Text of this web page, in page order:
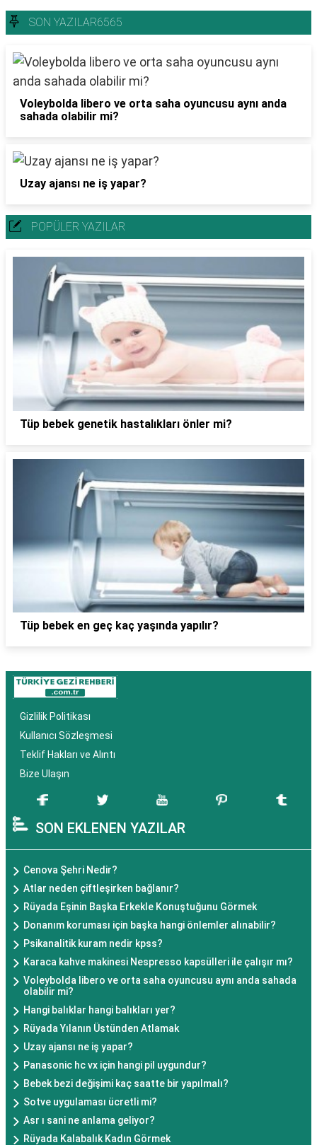
SON YAZILAR6565
Voleybolda libero ve orta saha oyuncusu aynı anda
sahada olabilir mi?
Uzay ajansı ne iş yapar?
POPÜLER YAZILAR
Tüp bebek genetik hastalıkları önler mi?
Tüp bebek en geç kaç yaşında yapılır?
Gizlilik Politikası
Kullanıcı Sözleşmesi
Teklif Hakları ve Alıntı
Bize Ulaşın
SON EKLENEN YAZILAR
Cenova Şehri Nedir?
Atlar neden çiftleşirken bağlanır?
Rüyada Eşinin Başka Erkekle Konuştuğunu Görmek
Donanım koruması için başka hangi önlemler alınabilir?
Psikanalitik kuram nedir kpss?
Karaca kahve makinesi Nespresso kapsülleri ile çalışır mı?
Voleybolda libero ve orta saha oyuncusu aynı anda sahada
olabilir mi?
Hangi balıklar hangi balıkları yer?
Rüyada Yılanın Üstünden Atlamak
Uzay ajansı ne iş yapar?
Panasonic hc vx için hangi pil uygundur?
Bebek bezi değişimi kaç saatte bir yapılmalı?
Sotve uygulaması ücretli mi?
Asr ı sani ne anlama geliyor?
Rüyada Kalabalık Kadın Görmek